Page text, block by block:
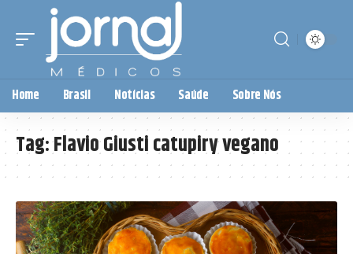
Home Brasil Notícias Saúde Sobre Nós
Tag:Flavio Giusti catupiry vegano